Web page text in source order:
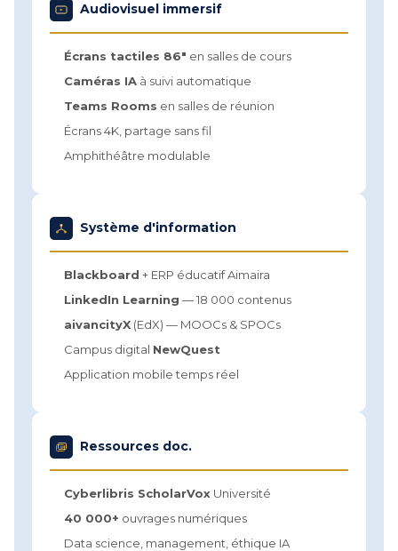
Audiovisuel immersif
Écrans tactiles 86" en salles de cours
Caméras IA à suivi automatique
Teams Rooms en salles de réunion
Écrans 4K, partage sans fil
Amphithéâtre modulable
Système d'information
Blackboard + ERP éducatif Aimaira
LinkedIn Learning — 18 000 contenus
aivancityX (EdX) — MOOCs & SPOCs
Campus digital NewQuest
Application mobile temps réel
Ressources doc.
Cyberlibris ScholarVox Université
40 000+ ouvrages numériques
Data science, management, éthique IA